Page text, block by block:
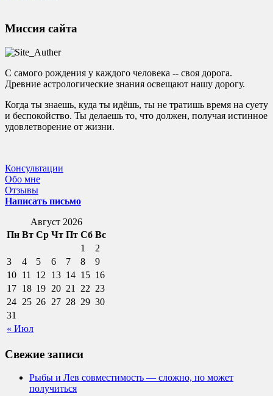
Миссия сайта
С самого рождения у каждого человека -- своя дорога.
Древние астрологические знания освещают нашу дорогу.
Когда ты знаешь, куда ты идёшь, ты не тратишь время на суету
и беспокойство. Ты делаешь то, что должен, получая истинное
удовлетворение от жизни.
Консультации
Обо мне
Отзывы
Написать письмо
Август 2026
Пн Вт Ср Чт Пт Сб Вс
« Июл
1
2
3
4 5 6 7 8
9
10 11 12 13 14 15 16
17 18 19 20 21 22 23
24 25 26 27 28 29 30
31
Свежие записи
Рыбы и Лев совместимость — сложно, но может
получиться